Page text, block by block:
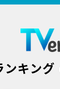
ンキング